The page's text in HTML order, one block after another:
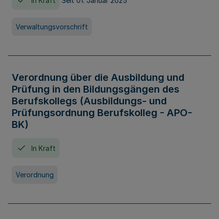
Verwaltungsvorschrift
Verordnung über die Ausbildung und
Prüfung in den Bildungsgängen des
Berufskollegs (Ausbildungs- und
Prüfungsordnung Berufskolleg - APO-
BK)
In Kraft
Verordnung